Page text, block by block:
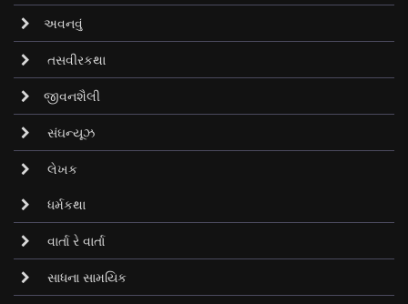
અવનવું
તસવીરકથા
જીવનશૈલી
સંઘન્યૂઝ
લેખક
ધર્મકથા
વાર્તા રે વાર્તા
સાધના સામયિક